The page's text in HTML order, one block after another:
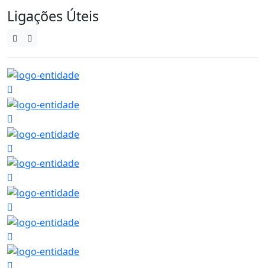
Ligações Úteis